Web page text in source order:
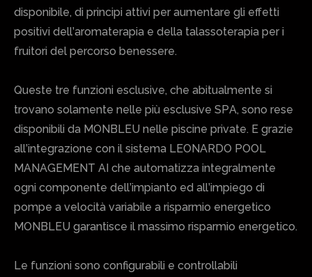
disponibile, di principi attivi per aumentare gli effetti
positivi dell’aromaterapia e della talassoterapia per i
fruitori del percorso benessere.
Queste tre funzioni esclusive, che abitualmente si
trovano solamente nelle più esclusive SPA, sono rese
disponibili da MONBLEU nelle piscine private. E grazie
all’integrazione con il sistema LEONARDO POOL
MANAGEMENT AI che automatizza integralmente
ogni componente dell’impianto ed all’impiego di
pompe a velocità variabile a risparmio energetico
MONBLEU garantisce il massimo risparmio energetico.
Le funzioni sono configurabili e controllabili